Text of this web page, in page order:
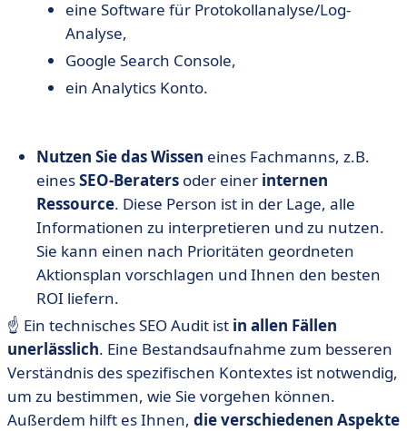
eine Software für Protokollanalyse/Log-
Analyse,
Google Search Console,
ein Analytics Konto.
Nutzen Sie das Wissen eines Fachmanns, z.B.
einesSEO-Beraters oder einer internen
Ressource. Diese Person ist in der Lage, alle
Informationen zu interpretieren und zu nutzen.
Sie kann einen nach Prioritäten geordneten
Aktionsplan vorschlagen und Ihnen den besten
ROI liefern.
☝️ Ein technisches SEO Audit ist in allen Fällen
unerlässlich. Eine Bestandsaufnahme zum besseren
Verständnis des spezifischen Kontextes ist notwendig,
um zu bestimmen, wie Sie vorgehen können.
Außerdem hilft es Ihnen, die verschiedenen Aspekte